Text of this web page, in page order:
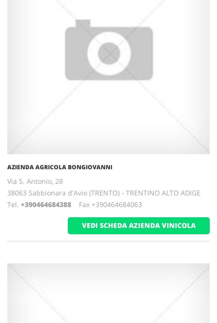
AZIENDA AGRICOLA BONGIOVANNI
Via S. Antonio, 28
38063 Sabbionara d'Avio (TRENTO) - TRENTINO ALTO ADIGE
Tel. +390464684388 Fax +390464684063
VEDI SCHEDA AZIENDA VINICOLA